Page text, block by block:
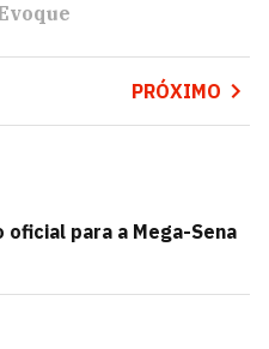
PRÓXIMO
para a Mega-Sena